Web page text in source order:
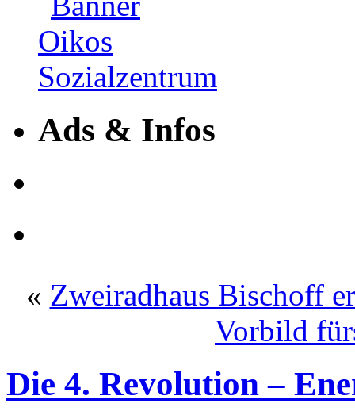
Ads & Infos
« Zweiradhaus Bischoff
Vorbild
Die 4. Revolution –